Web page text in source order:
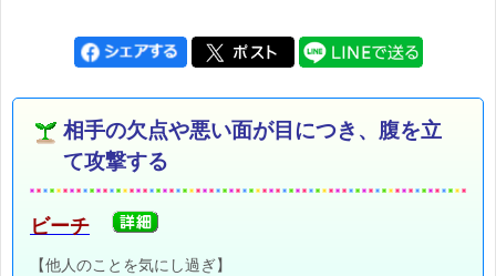
相手の欠点や悪い面が目につき、腹を立
て攻撃する
ビーチ
【他人のことを気にし過ぎ】